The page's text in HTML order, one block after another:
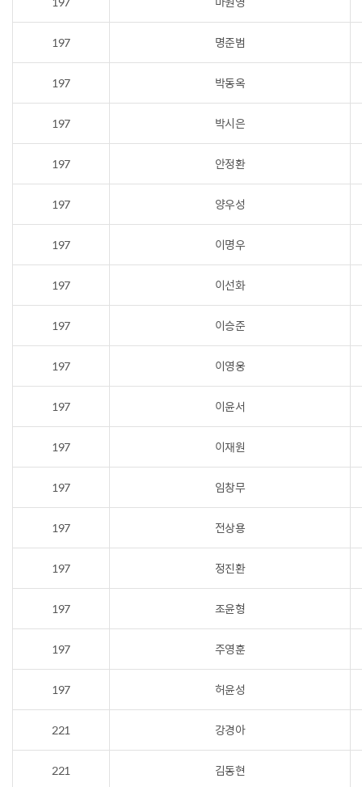
197 명준범
197 박동옥
197 박시은
197 안정환
197 양우성
197 이명우
197 이선화
197 이승준
197 이영웅
197 이윤서
197 이재원
197 임창무
197 전상용
197 정진환
197 조윤형
197 주영훈
197 허윤성
221 강경아
221 김동현